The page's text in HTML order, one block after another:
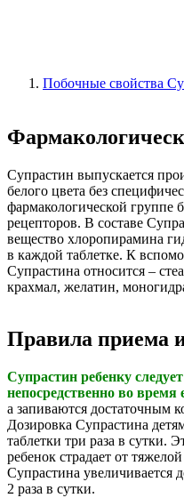
Побочные свойства
Супрастин выпускается
белого цвета без
фармакологической группе
рецепторов. В составе
вещество хлоропирамина
в каждой таблетке. К
Супрастина относится –
крахмал, желатин,
Правила приема
Супрастин ребенку
непосредственно во время
а запиваются достаточным
Дозировка Супрастина
таблетки три раза в сутки.
ребенок страдает от
Супрастина увеличивается
2 раза в сутки.